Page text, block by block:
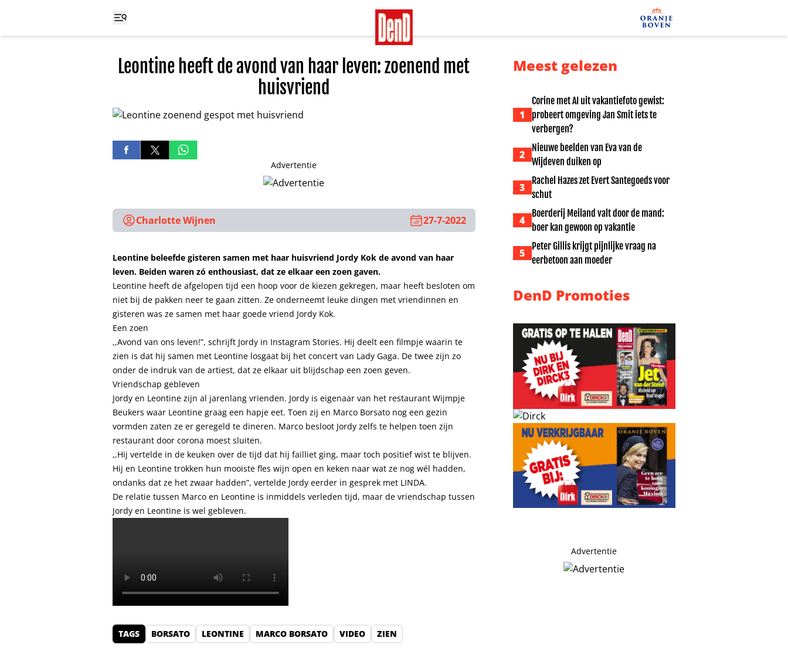
Leontine heeft de avond van haar leven: zoenend met
huisvriend
Advertentie
Charlotte Wijnen 27-7-2022
Leontine beleefde gisteren samen met haar huisvriend Jordy Kok de avond van haar
leven. Beiden waren zó enthousiast, dat ze elkaar een zoen gaven.
Leontine heeft de afgelopen tijd een hoop voor de kiezen gekregen, maar heeft besloten om
niet bij de pakken neer te gaan zitten. Ze onderneemt leuke dingen met vriendinnen en
gisteren was ze samen met haar goede vriend Jordy Kok.
Een zoen
,,Avond van ons leven!”, schrijft Jordy in Instagram Stories. Hij deelt een filmpje waarin te
zien is dat hij samen met Leontine losgaat bij het concert van Lady Gaga. De twee zijn zo
onder de indruk van de artiest, dat ze elkaar uit blijdschap een zoen geven.
Vriendschap gebleven
Jordy en Leontine zijn al jarenlang vrienden. Jordy is eigenaar van het restaurant Wijmpje
Beukers waar Leontine graag een hapje eet. Toen zij en Marco Borsato nog een gezin
vormden zaten ze er geregeld te dineren. Marco besloot Jordy zelfs te helpen toen zijn
restaurant door corona moest sluiten.
,,Hij vertelde in de keuken over de tijd dat hij failliet ging, maar toch positief wist te blijven.
Hij en Leontine trokken hun mooiste fles wijn open en keken naar wat ze nog wél hadden,
ondanks dat ze het zwaar hadden”, vertelde Jordy eerder in gesprek met LINDA.
De relatie tussen Marco en Leontine is inmiddels verleden tijd, maar de vriendschap tussen
Jordy en Leontine is wel gebleven.
TAGS BORSATO LEONTINE MARCO BORSATO VIDEO ZIEN
Meest gelezen
1
Corine met AI uit vakantiefoto gewist:
probeert omgeving Jan Smit iets te
verbergen?
2
Nieuwe beelden van Eva van de
Wijdeven duiken op
3
Rachel Hazes zet Evert Santegoeds voor
schut
4
Boerderij Meiland valt door de mand:
boer kan gewoon op vakantie
5
Peter Gillis krijgt pijnlijke vraag na
eerbetoon aan moeder
DenD Promoties
Advertentie